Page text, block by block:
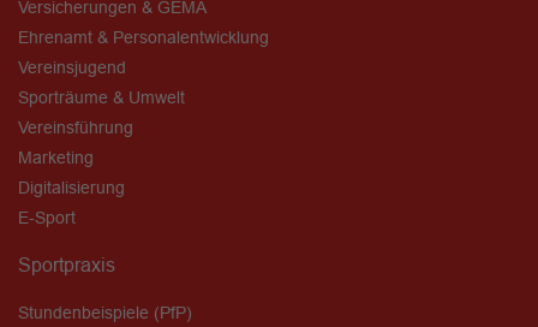
Versicherungen & GEMA
Ehrenamt & Personalentwicklung
Vereinsjugend
Sporträume & Umwelt
Vereinsführung
Marketing
Digitalisierung
E-Sport
Sportpraxis
Stundenbeispiele (PfP)